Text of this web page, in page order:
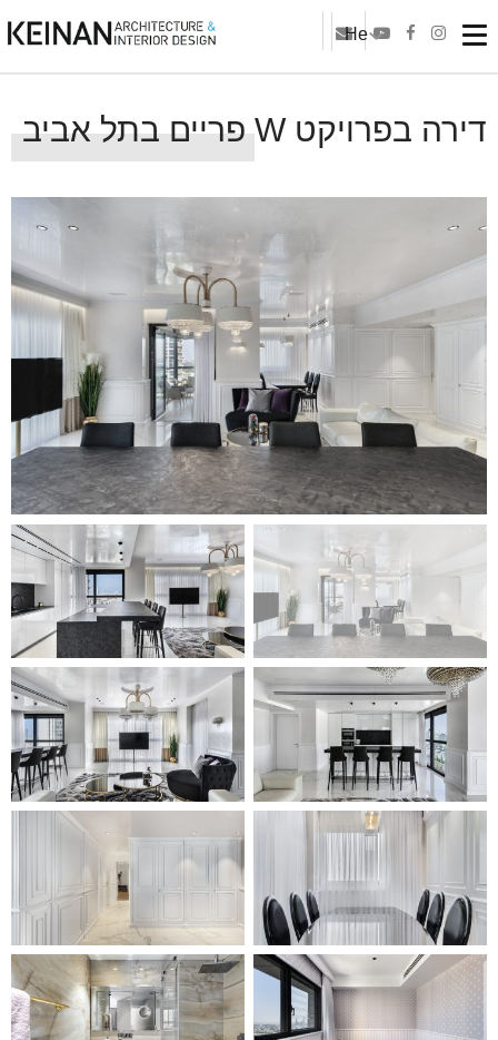
He
דירה בפרויקט W פריים בתל אביב